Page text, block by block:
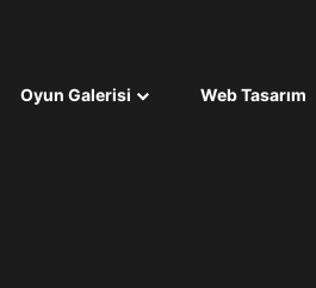
Oyun Galerisi Web Tasarım